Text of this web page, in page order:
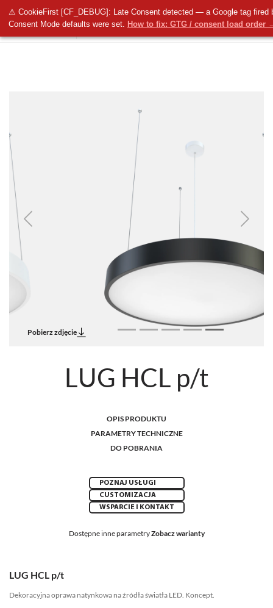
⚠ CookieFirst [CF_DEBUG]: Late Consent detected — a Google tag fired
Consent Mode defaults were set. How to fix: GTG / consent load order
Previous Next
Pobierz zdjęcie
LUG HCL p/t
OPIS PRODUKTU
PARAMETRY TECHNICZNE
DO POBRANIA
POZNAJ USŁUGI
CUSTOMIZACJA
WSPARCIE I KONTAKT
Dostępne inne parametryZobacz warianty
LUG HCL p/t
Dekoracyjna oprawa natynkowa na źródła światła LED. Koncept.